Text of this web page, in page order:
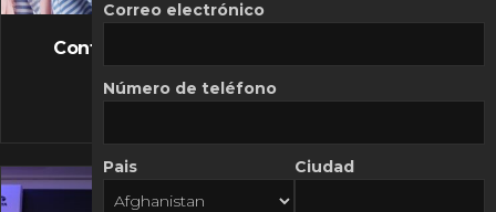
FLASH NEWS
Controversia de Mercado Libre por costos
10 MARZO, 2026
Correo electrónico
Número de teléfono
Pais Ciudad